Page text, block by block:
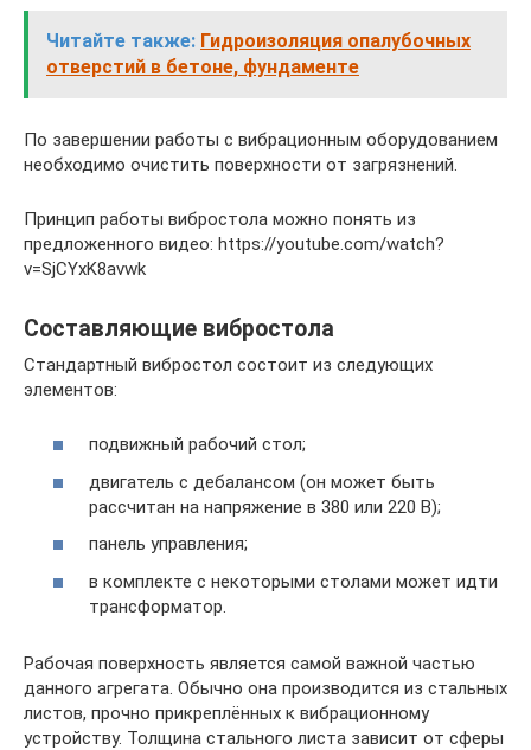
Читайте также: Гидроизоляция опалубочных
отверстий в бетоне, фундаменте
По завершении работы с вибрационным оборудованием
необходимо очистить поверхности от загрязнений.
Принцип работы вибростола можно понять из
предложенного видео: https://youtube.com/watch?
v=SjCYxK8avwk
Составляющие вибростола
Стандартный вибростол состоит из следующих
элементов:
подвижный рабочий стол;
двигатель с дебалансом (он может быть
рассчитан на напряжение в 380 или 220 В);
панель управления;
в комплекте с некоторыми столами может идти
трансформатор.
Рабочая поверхность является самой важной частью
данного агрегата. Обычно она производится из стальных
листов, прочно прикреплённых к вибрационному
устройству. Толщина стального листа зависит от сферы